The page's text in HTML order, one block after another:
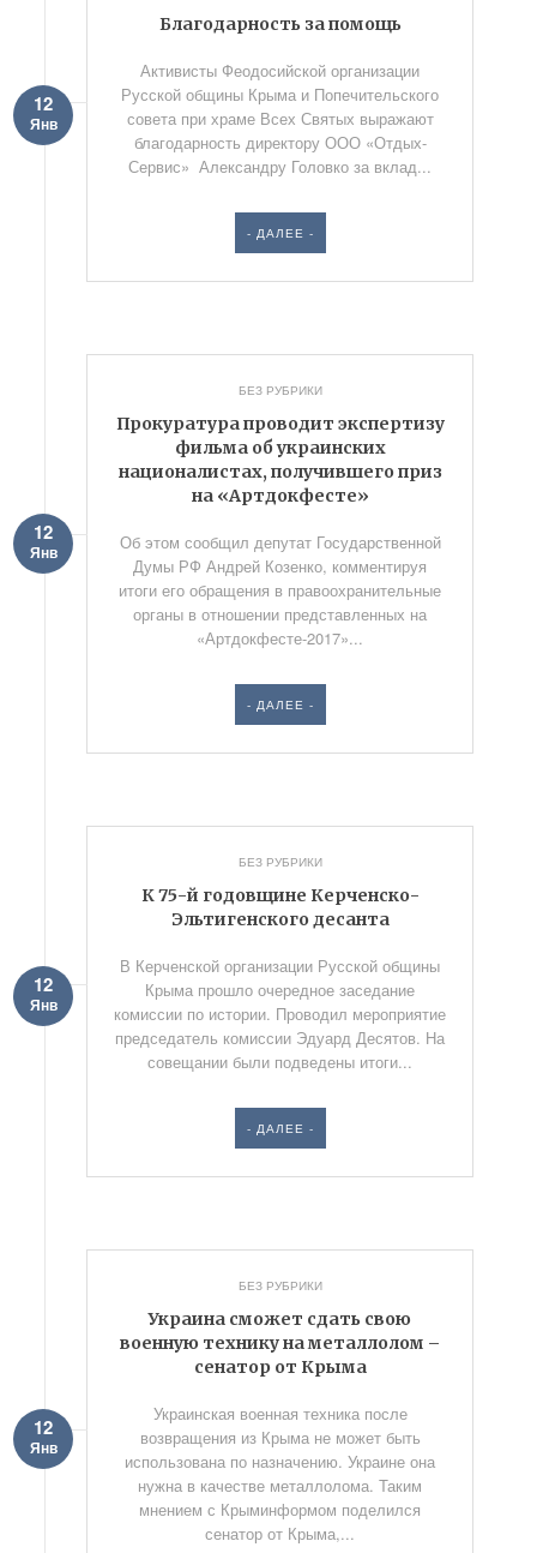
Благодарность за помощь
12
Янв
Активисты Феодосийской организации
Русской общины Крыма и Попечительского
совета при храме Всех Святых выражают
благодарность директору ООО «Отдых-
Сервис» Александру Головко за вклад...
- ДАЛЕЕ -
БЕЗ РУБРИКИ
Прокуратура проводит экспертизу
фильма об украинских
националистах, получившего приз
на «Артдокфесте»
12
Янв
Об этом сообщил депутат Государственной
Думы РФ Андрей Козенко, комментируя
итоги его обращения в правоохранительные
органы в отношении представленных на
«Артдокфесте-2017»...
- ДАЛЕЕ -
БЕЗ РУБРИКИ
К 75-й годовщине Керченско-
Эльтигенского десанта
12
Янв
В Керченской организации Русской общины
Крыма прошло очередное заседание
комиссии по истории. Проводил мероприятие
председатель комиссии Эдуард Десятов. На
совещании были подведены итоги...
- ДАЛЕЕ -
БЕЗ РУБРИКИ
Украина сможет сдать свою
военную технику на металлолом –
сенатор от Крыма
12
Янв
Украинская военная техника после
возвращения из Крыма не может быть
использована по назначению. Украине она
нужна в качестве металлолома. Таким
мнением с Крыминформом поделился
сенатор от Крыма,...